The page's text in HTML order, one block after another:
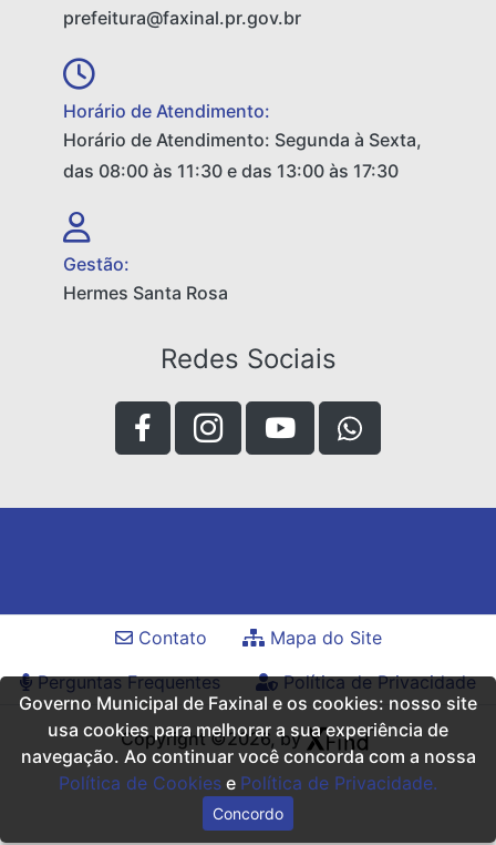
prefeitura@faxinal.pr.gov.br
Horário de Atendimento:
Horário de Atendimento: Segunda à Sexta,
das 08:00 às 11:30 e das 13:00 às 17:30
Gestão:
Hermes Santa Rosa
Redes Sociais
Contato
Mapa do Site
Perguntas Frequentes
Política de Privacidade
Copyright ©2026, by
Governo Municipal de Faxinal e os cookies: nosso site
usa cookies para melhorar a sua experiência de
navegação. Ao continuar você concorda com a nossa
Política de Cookies e Política de Privacidade.
Concordo